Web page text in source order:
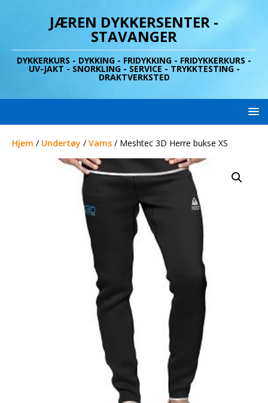
JÆREN DYKKERSENTER -
STAVANGER
DYKKERKURS - DYKKING - FRIDYKKING - FRIDYKKERKURS -
UV-JAKT - SNORKLING - SERVICE - TRYKKTESTING -
DRAKTVERKSTED
Hjem / Undertøy / Vams / Meshtec 3D Herre bukse XS